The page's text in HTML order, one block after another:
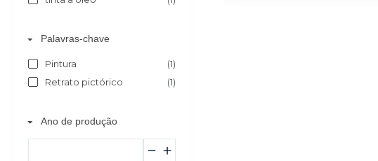
Palavras-chave
Pintura
(1)
Retrato pictórico
(1)
Ano de produção